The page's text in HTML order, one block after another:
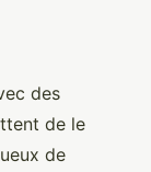
des
de le
de